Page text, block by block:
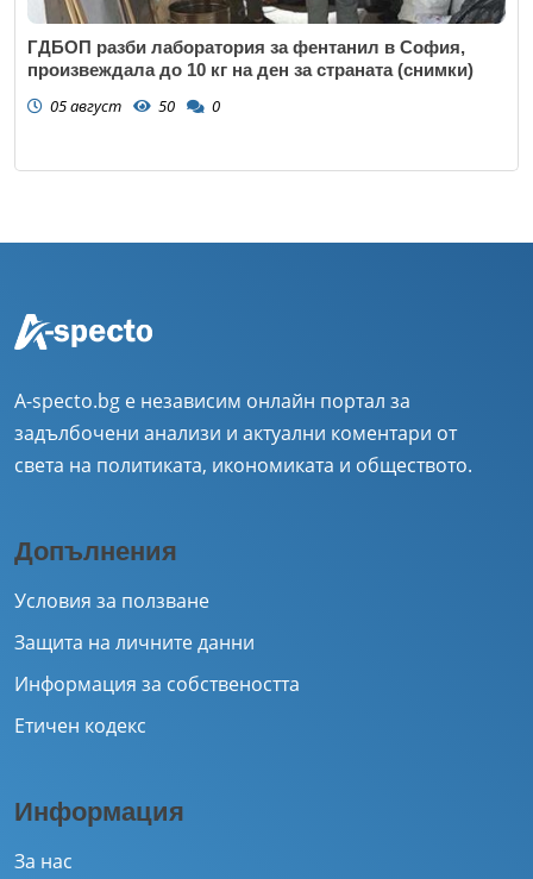
ГДБОП разби лаборатория за фентанил в София,
произвеждала до 10 кг на ден за страната (снимки)
05 август 50 0
A-specto.bg е независим онлайн портал за
задълбочени анализи и актуални коментари от
света на политиката, икономиката и обществото.
Допълнения
Условия за ползване
Защита на личните данни
Информация за собствеността
Етичен кодекс
Информация
За нас